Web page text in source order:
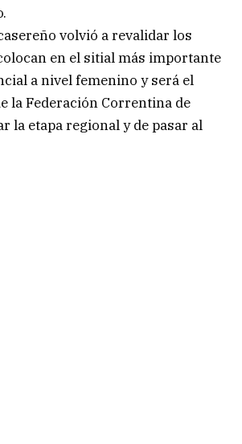
volvió a revalidar los
en el sitial más importante
a nivel femenino y será el
la Federación Correntina de
la etapa regional y de pasar al